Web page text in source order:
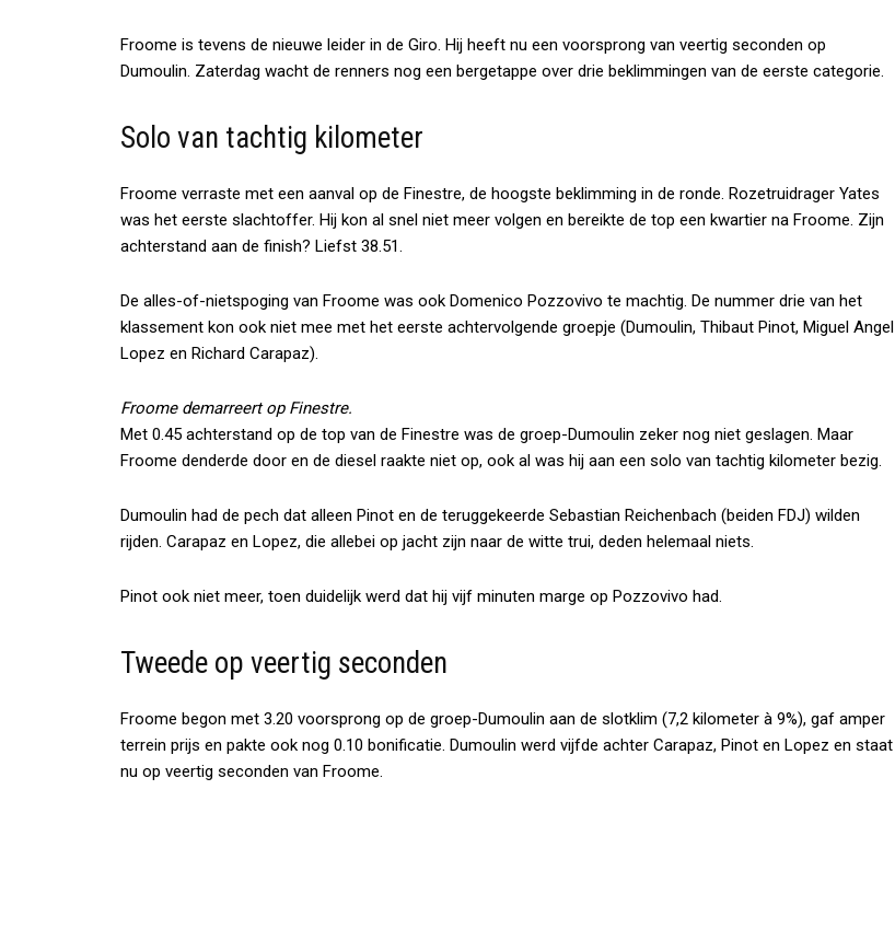
Froome is tevens de nieuwe leider in de Giro. Hij heeft nu een voorsprong van veertig seconden op
Dumoulin. Zaterdag wacht de renners nog een bergetappe over drie beklimmingen van de eerste categorie.
Solo van tachtig kilometer
Froome verraste met een aanval op de Finestre, de hoogste beklimming in de ronde. Rozetruidrager Yates
was het eerste slachtoffer. Hij kon al snel niet meer volgen en bereikte de top een kwartier na Froome. Zijn
achterstand aan de finish? Liefst 38.51.
De alles-of-nietspoging van Froome was ook Domenico Pozzovivo te machtig. De nummer drie van het
klassement kon ook niet mee met het eerste achtervolgende groepje (Dumoulin, Thibaut Pinot, Miguel Angel
Lopez en Richard Carapaz).
Froome demarreert op Finestre.
Met 0.45 achterstand op de top van de Finestre was de groep-Dumoulin zeker nog niet geslagen. Maar
Froome denderde door en de diesel raakte niet op, ook al was hij aan een solo van tachtig kilometer bezig.
Dumoulin had de pech dat alleen Pinot en de teruggekeerde Sebastian Reichenbach (beiden FDJ) wilden
rijden. Carapaz en Lopez, die allebei op jacht zijn naar de witte trui, deden helemaal niets.
Pinot ook niet meer, toen duidelijk werd dat hij vijf minuten marge op Pozzovivo had.
Tweede op veertig seconden
Froome begon met 3.20 voorsprong op de groep-Dumoulin aan de slotklim (7,2 kilometer à 9%), gaf amper
terrein prijs en pakte ook nog 0.10 bonificatie. Dumoulin werd vijfde achter Carapaz, Pinot en Lopez en staat
nu op veertig seconden van Froome.